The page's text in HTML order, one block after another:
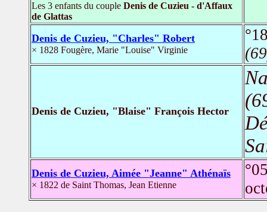
Les 3 enfants du couple Denis de Cuzieu - d'Affaux
de Glattas
Denis de Cuzieu, "Charles" Robert
× 1828 Fougère, Marie "Louise" Virginie
Denis de Cuzieu, "Blaise" François Hector
Denis de Cuzieu, Aimée "Jeanne" Athénaïs
× 1822 de Saint Thomas, Jean Etienne